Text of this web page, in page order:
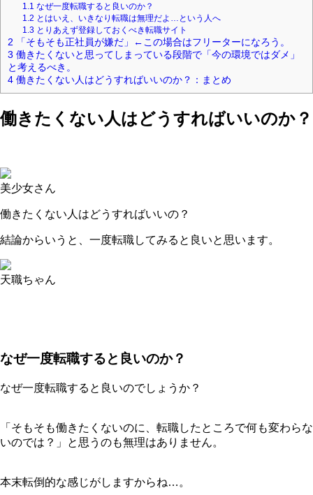
1.1 なぜ一度転職すると良いのか？
1.2 とはいえ、いきなり転職は無理だよ…という人へ
1.3とりあえず登録しておくべき転職サイト
2 「そもそも正社員が嫌だ」←この場合はフリーターになろう。
3 働きたくないと思ってしまっている段階で「今の環境ではダメ」
と考えるべき。
4 働きたくない人はどうすればいいのか？：まとめ
働きたくない人はどうすればいいのか？
美少女さん
働きたくない人はどうすればいいの？
結論からいうと、一度転職してみると良いと思います。
天職ちゃん
なぜ一度転職すると良いのか？
なぜ一度転職すると良いのでしょうか？
「そもそも働きたくないのに、転職したところで何も変わらな
いのでは？」と思うのも無理はありません。
本末転倒的な感じがしますからね…。